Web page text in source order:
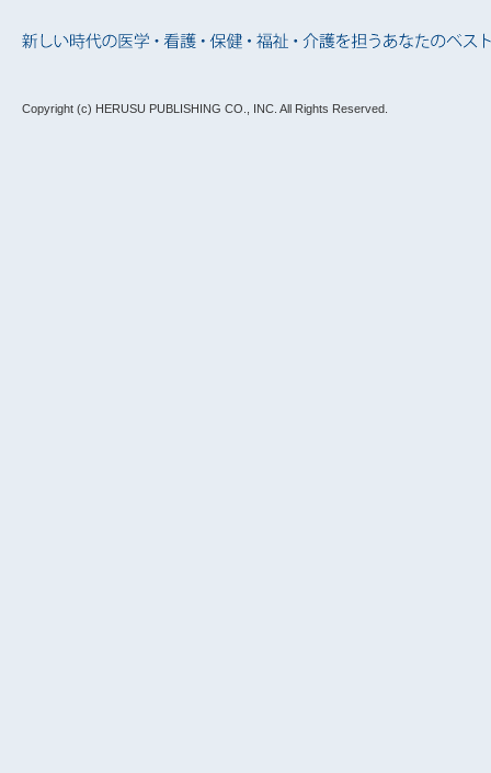
Copyright (c) HERUSU PUBLISHING CO., INC. All Rights Reserved.